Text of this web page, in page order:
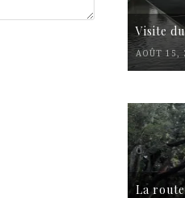
Visite
AOÛT 15,
La